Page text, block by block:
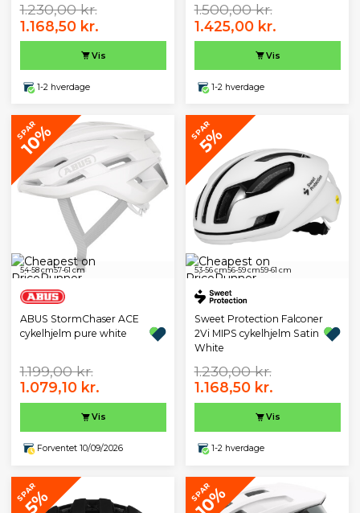
1.230,00 kr.
1.168,50 kr.
Vis
1-2 hverdage
1.500,00 kr.
1.425,00 kr.
Vis
1-2 hverdage
SPAR
10%
54-58 cm57-61 cm
ABUS StormChaser ACE
cykelhjelm pure white
1.199,00 kr.
1.079,10 kr.
Vis
Forventet 10/09/2026
SPAR
5%
53-56 cm56-59 cm59-61 cm
Sweet Protection Falconer
2Vi MIPS cykelhjelm Satin
White
1.230,00 kr.
1.168,50 kr.
Vis
1-2 hverdage
SPAR
5% SPAR
10%